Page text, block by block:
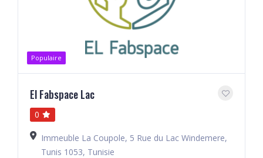
Populaire
El Fabspace Lac
0
Immeuble La Coupole, 5 Rue du Lac Windemere,
Tunis 1053, Tunisie